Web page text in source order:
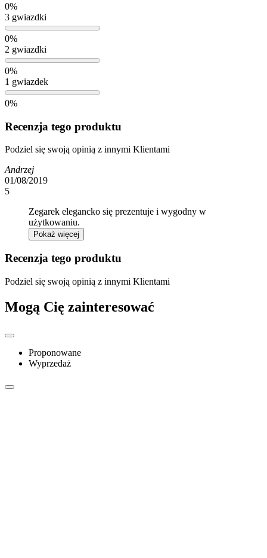
0%
3 gwiazdki
0%
2 gwiazdki
0%
1 gwiazdek
0%
Recenzja tego produktu
Podziel się swoją opinią z innymi Klientami
Andrzej
01/08/2019
5
Zegarek elegancko się prezentuje i wygodny w
użytkowaniu.
Pokaż więcej
Recenzja tego produktu
Podziel się swoją opinią z innymi Klientami
Mogą Cię zainteresować
Proponowane
Wyprzedaż